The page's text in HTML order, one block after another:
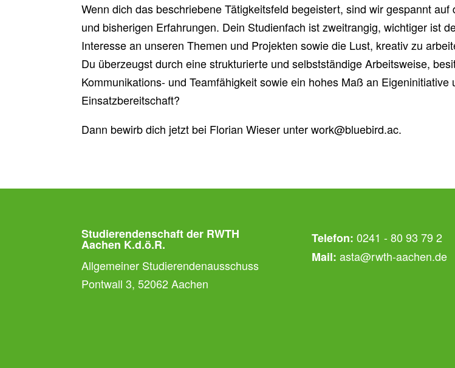
Wenn dich das beschriebene Tätigkeitsfeld begeistert, sind wir gespannt auf
und bisherigen Erfahrungen. Dein Studienfach ist zweitrangig, wichtiger ist
Interesse an unseren Themen und Projekten sowie die Lust, kreativ zu
Du überzeugst durch eine strukturierte und selbstständige Arbeitsweise,
Kommunikations- und Teamfähigkeit sowie ein hohes Maß an Eigeninitiative
Einsatzbereitschaft?
Dann bewirb dich jetzt bei Florian Wieser unter work@bluebird.ac.
Studierendenschaft der RWTH
Aachen K.d.ö.R.
Allgemeiner Studierendenausschuss
Pontwall 3, 52062 Aachen
Telefon: 0241 - 80 93 79 2
Mail: asta@rwth-aachen.de